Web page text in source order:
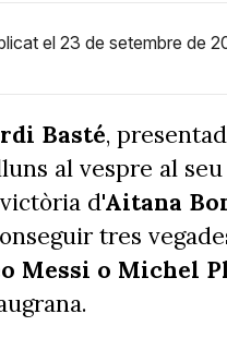
el 23 de setembre de
Basté,
al vespre al
d'Aitana
tres
Messi o Michel